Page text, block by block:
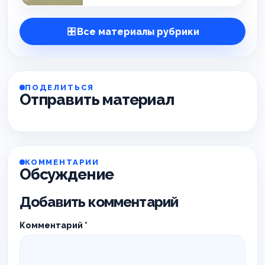
Все материалы рубрики
ПОДЕЛИТЬСЯ
Отправить материал
КОММЕНТАРИИ
Обсуждение
Добавить комментарий
Комментарий *